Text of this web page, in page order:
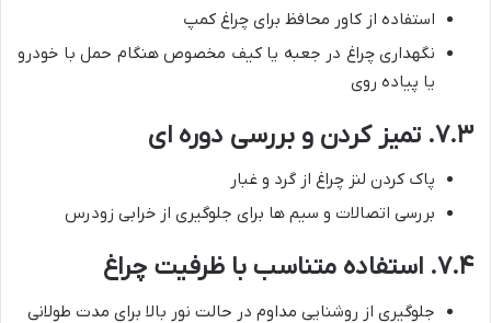
استفاده از کاور محافظ برای چراغ کمپ
نگهداری چراغ در جعبه یا کیف مخصوص هنگام حمل با خودرو
یا پیاده روی
۷.۳. تمیز کردن و بررسی دوره ای
پاک کردن لنز چراغ از گرد و غبار
بررسی اتصالات و سیم ها برای جلوگیری از خرابی زودرس
۷.۴. استفاده متناسب با ظرفیت چراغ
جلوگیری از روشنایی مداوم در حالت نور بالا برای مدت طولانی